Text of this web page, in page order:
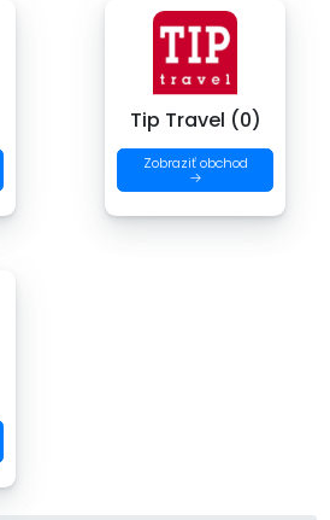
Tip Travel (0)
Zobraziť obchod
→